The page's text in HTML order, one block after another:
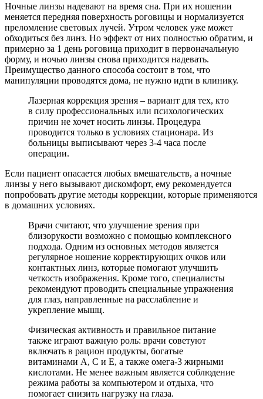
Ночные линзы надевают на время сна. При их ношении
меняется передняя поверхность роговицы и нормализуется
преломление световых лучей. Утром человек уже может
обходиться без линз. Но эффект от них полностью обратим, и
примерно за 1 день роговица приходит в первоначальную
форму, и ночью линзы снова приходится надевать.
Преимущество данного способа состоит в том, что
манипуляции проводятся дома, не нужно идти в клинику.
Лазерная коррекция зрения – вариант для тех, кто
в силу профессиональных или психологических
причин не хочет носить линзы. Процедура
проводится только в условиях стационара. Из
больницы выписывают через 3-4 часа после
операции.
Если пациент опасается любых вмешательств, а ночные
линзы у него вызывают дискомфорт, ему рекомендуется
попробовать другие методы коррекции, которые применяются
в домашних условиях.
Врачи считают, что улучшение зрения при
близорукости возможно с помощью комплексного
подхода. Одним из основных методов является
регулярное ношение корректирующих очков или
контактных линз, которые помогают улучшить
четкость изображения. Кроме того, специалисты
рекомендуют проводить специальные упражнения
для глаз, направленные на расслабление и
укрепление мышц.
Физическая активность и правильное питание
также играют важную роль: врачи советуют
включать в рацион продукты, богатые
витаминами A, C и E, а также омега-3 жирными
кислотами. Не менее важным является соблюдение
режима работы за компьютером и отдыха, что
помогает снизить нагрузку на глаза.